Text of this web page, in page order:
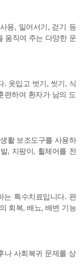
용, 일어서기, 걷기 등
움직여 주는 다양한 운
. 옷입고 벗기, 씻기, 식
련하여 환자가 남의 도
활 보조도구를 사용하
, 지팡이, 휠체어를 전
는 특수치료입니다. 완
회복, 배뇨, 배변 기능
나 사회복귀 문제를 상